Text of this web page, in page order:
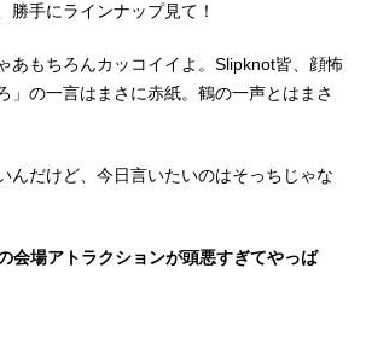
勝手にラインナップ見て！
あもちろんカッコイイよ。Slipknot皆、顔怖
」の一言はまさに赤紙。鶴の一声とはまさ
んだけど、今日言いたいのはそっちじゃな
会場アトラクションが頭悪すぎてやっば